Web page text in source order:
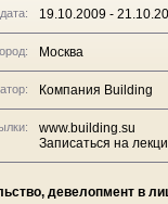
дата: 19.10.2009 -
Москва
Компания Building
www.building.su
Записаться на
девелопмент в